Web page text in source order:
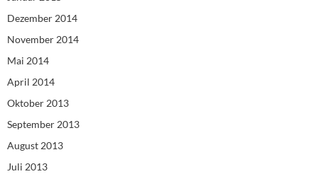
Dezember 2014
November 2014
Mai 2014
April 2014
Oktober 2013
September 2013
August 2013
Juli 2013